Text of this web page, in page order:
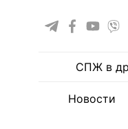
СПЖ в
Новости